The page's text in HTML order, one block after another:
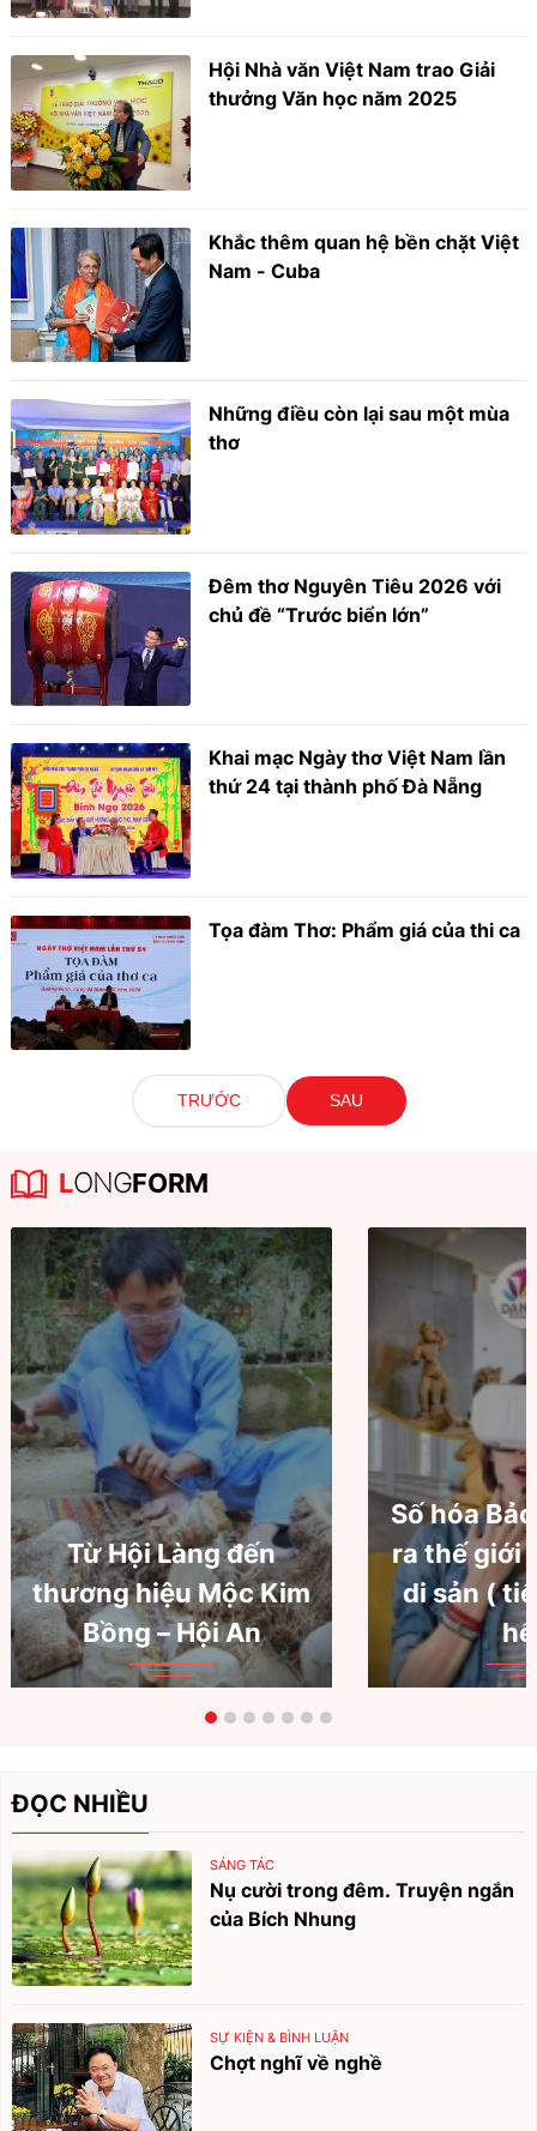
Hội Nhà văn Việt Nam trao Giải
thưởng Văn học năm 2025
Khắc thêm quan hệ bền chặt Việt
Nam - Cuba
Những điều còn lại sau một mùa
thơ
Đêm thơ Nguyên Tiêu 2026 với
chủ đề “Trước biển lớn”
Khai mạc Ngày thơ Việt Nam lần
thứ 24 tại thành phố Đà Nẵng
Tọa đàm Thơ: Phẩm giá của thi ca
TRƯỚC SAU
LONGFORM
Từ Hội Làng đến
thương hiệu Mộc Kim
Bồng – Hội An
Số hóa
ra thế giới
di sản (
ĐỌC NHIỀU
SÁNG TÁC
Nụ cười trong đêm. Truyện ngắn
của Bích Nhung
SỰ KIỆN & BÌNH LUẬN
Chợt nghĩ về nghề